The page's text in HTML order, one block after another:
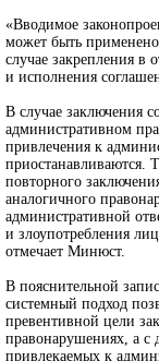
«Вводимое
может быть
случае закрепления в
и исполнения
В случае заключения
административном
привлечения к
приостанавливаются.
повторного
аналогичного
административной
и злоупотребления
отмечает Минюст.
В пояснительной
системный подход
превентивной цели
правонарушениях, а с
привлекаемых к